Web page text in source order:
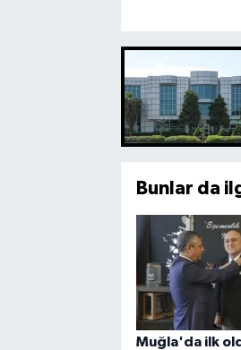
Bunlar da
Muğla'da ilk